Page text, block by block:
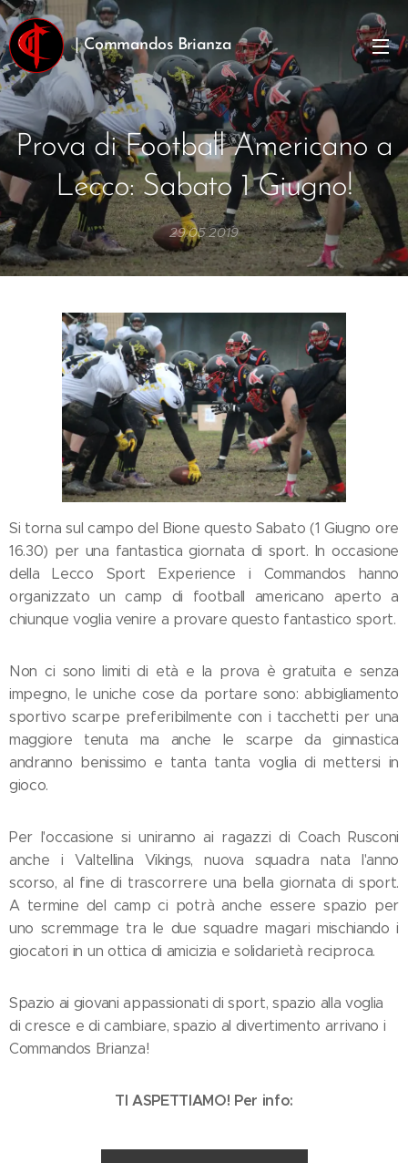
| Commandos Brianza
Prova di Football Americano a
Lecco: Sabato 1 Giugno!
29.05.2019
Si torna sul campo del Bione questo Sabato (1 Giugno ore
16.30) per una fantastica giornata di sport. In occasione
della Lecco Sport Experience i Commandos hanno
organizzato un camp di football americano aperto a
chiunque voglia venire a provare questo fantastico sport.
Non ci sono limiti di età e la prova è gratuita e senza
impegno, le uniche cose da portare sono: abbigliamento
sportivo scarpe preferibilmente con i tacchetti per una
maggiore tenuta ma anche le scarpe da ginnastica
andranno benissimo e tanta tanta voglia di mettersi in
gioco.
Per l'occasione si uniranno ai ragazzi di Coach Rusconi
anche i Valtellina Vikings, nuova squadra nata l'anno
scorso, al fine di trascorrere una bella giornata di sport.
A termine del camp ci potrà anche essere spazio per
uno scremmage tra le due squadre magari mischiando i
giocatori in un ottica di amicizia e solidarietà reciproca.
Spazio ai giovani appassionati di sport, spazio alla voglia
di cresce e di cambiare, spazio al divertimento arrivano i
Commandos Brianza!
TI ASPETTIAMO! Per info: